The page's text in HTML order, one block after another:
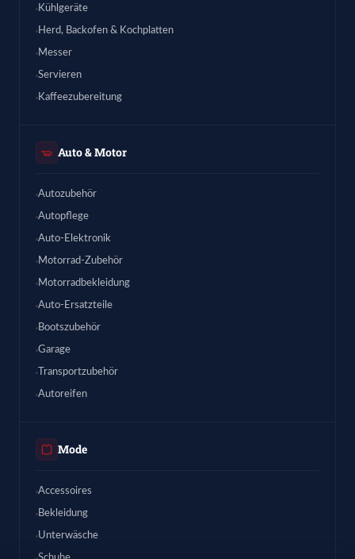
Kühlgeräte
Herd, Backofen & Kochplatten
Messer
Servieren
Kaffeezubereitung
Auto & Motor
Autozubehör
Autopflege
Auto-Elektronik
Motorrad-Zubehör
Motorradbekleidung
Auto-Ersatzteile
Bootszubehör
Garage
Transportzubehör
Autoreifen
Mode
Accessoires
Bekleidung
Unterwäsche